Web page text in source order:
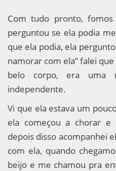
Com tudo pronto,
perguntou se ela podia
que ela podia, ela
namorar com ela” falei
belo corpo, era uma
independente.
Vi que ela estava um
ela começou a chorar e
depois disso acompanhei
com ela, quando
beijo e me chamou pra